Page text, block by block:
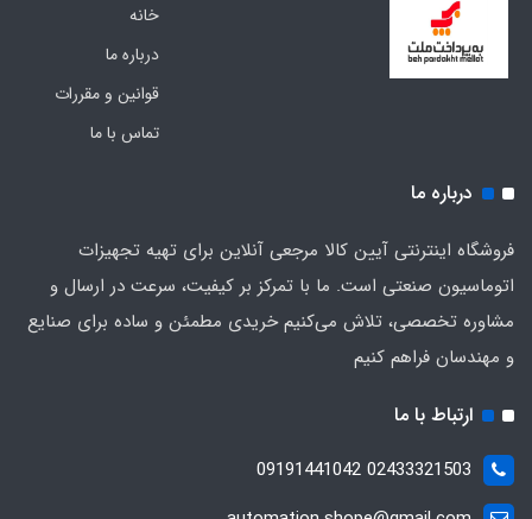
خانه
درباره ما
قوانین و مقررات
تماس با ما
درباره ما
فروشگاه اینترنتی آیین کالا مرجعی آنلاین برای تهیه تجهیزات
اتوماسیون صنعتی است. ما با تمرکز بر کیفیت، سرعت در ارسال و
مشاوره تخصصی، تلاش می‌کنیم خریدی مطمئن و ساده برای صنایع
و مهندسان فراهم کنیم
ارتباط با ما
02433321503 09191441042